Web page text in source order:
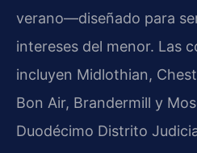
verano—diseñado para
intereses del menor. Las
incluyen Midlothian,
Bon Air, Brandermill y
Duodécimo Distrito